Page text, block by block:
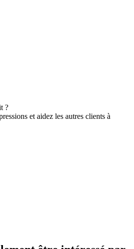
?
et aidez les autres clients à